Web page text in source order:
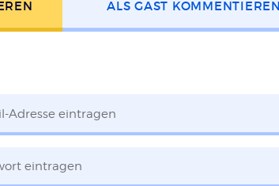
ALS GAST KOMMENTIEREN